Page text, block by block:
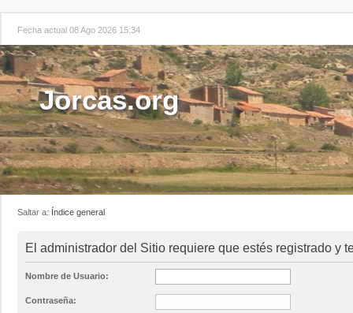
Fecha actual 08 Ago 2026 15:34
Jorcas.org
Saltar a: Índice general
El administrador del Sitio requiere que estés registrado y
Nombre de Usuario:
Contraseña: